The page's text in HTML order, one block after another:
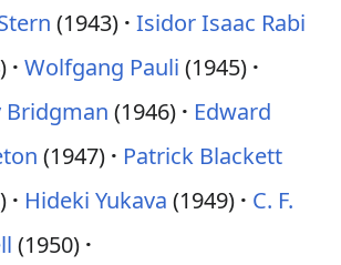
(1943) Isidor Isaac Rabi
Wolfgang Pauli (1945)
Bridgman (1946)
Edward
(1947)
Patrick Blackett
Hideki Yukava (1949)
C. F.
(1950)